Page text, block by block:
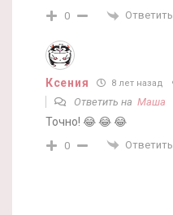
0 Ответить
Ксения 8 лет назад
Ответить на Маша
Точно! 😂 😂 😂
0 Ответить